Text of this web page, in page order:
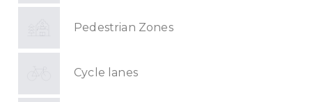
Pedestrian Zones
Cycle lanes